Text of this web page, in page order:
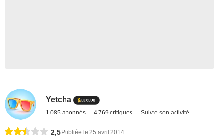
Yetcha
1 085 abonnés 4 769 critiques Suivre son activité
2,5 Publiée le 25 avril 2014